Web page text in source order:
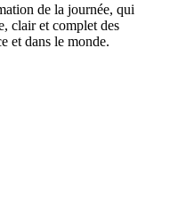
de la journée, qui
clair et complet des
et dans le monde.